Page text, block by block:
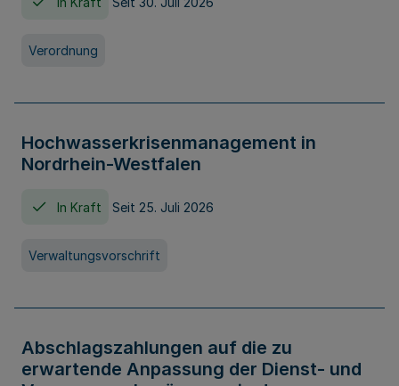
Verordnung
Hochwasserkrisenmanagement in
Nordrhein-Westfalen
In Kraft Seit 25. Juli 2026
Verwaltungsvorschrift
Abschlagszahlungen auf die zu
erwartende Anpassung der Dienst- und